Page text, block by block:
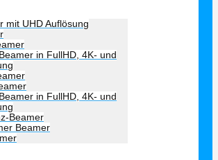
mit UHD Auflösung
in FullHD, 4K- und
in FullHD, 4K- und
Beamer
Beamer